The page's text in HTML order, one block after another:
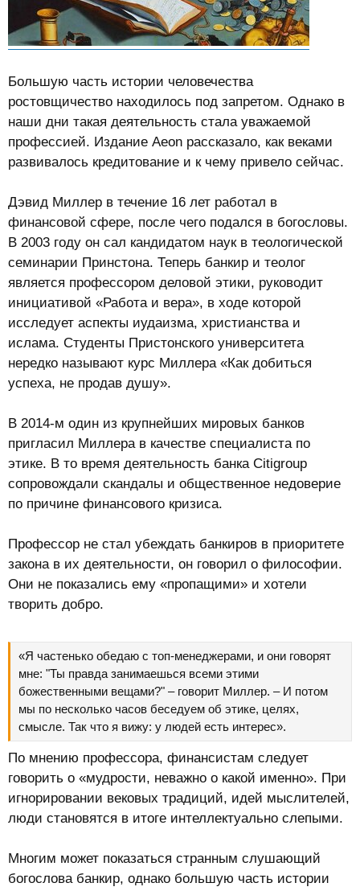
Большую часть истории человечества
ростовщичество находилось под запретом. Однако в
наши дни такая деятельность стала уважаемой
профессией. Издание Aeon рассказало, как веками
развивалось кредитование и к чему привело сейчас.
Дэвид Миллер в течение 16 лет работал в
финансовой сфере, после чего подался в богословы.
В 2003 году он сал кандидатом наук в теологической
семинарии Принстона. Теперь банкир и теолог
является профессором деловой этики, руководит
инициативой «Работа и вера», в ходе которой
исследует аспекты иудаизма, христианства и
ислама. Студенты Пристонского университета
нередко называют курс Миллера «Как добиться
успеха, не продав душу».
В 2014-м один из крупнейших мировых банков
пригласил Миллера в качестве специалиста по
этике. В то время деятельность банка Citigroup
сопровождали скандалы и общественное недоверие
по причине финансового кризиса.
Профессор не стал убеждать банкиров в приоритете
закона в их деятельности, он говорил о философии.
Они не показались ему «пропащими» и хотели
творить добро.
«Я частенько обедаю с топ-менеджерами, и они говорят
мне: "Ты правда занимаешься всеми этими
божественными вещами?" – говорит Миллер. – И потом
мы по несколько часов беседуем об этике, целях,
смысле. Так что я вижу: у людей есть интерес».
По мнению профессора, финансистам следует
говорить о «мудрости, неважно о какой именно». При
игнорировании вековых традиций, идей мыслителей,
люди становятся в итоге интеллектуально слепыми.
Многим может показаться странным слушающий
богослова банкир, однако большую часть истории